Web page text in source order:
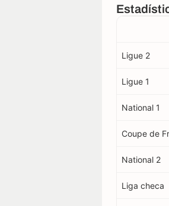
Ligue 2
Ligue 1
National 1
Coupe de
National 2
Liga checa